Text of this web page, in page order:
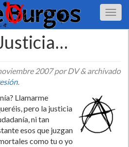
2007por DV&archivado
.
Llamarme
pero la justicia
ni tan
esos que juzgan
como tu o yo